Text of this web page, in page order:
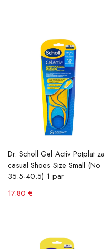
Boja
Dr. Scholl Gel Activ Potplat za
casual Shoes Size Small (No
35.5-40.5) 1 par
17.80 €